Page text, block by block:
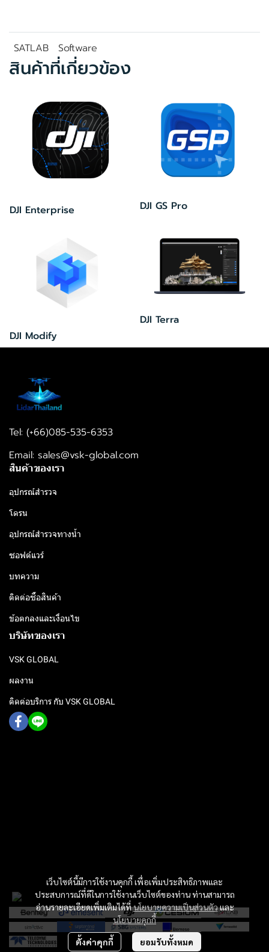
SATLAB Software
สินค้าที่เกี่ยวข้อง
DJI Enterprise DJI GS Pro
DJI Modify
DJI Terra
เว็บไซต์นี้มีการใช้งานคุกกี้ เพื่อเพิ่มประสิทธิภาพและ
ประสบการณ์ที่ดีในการใช้งานเว็บไซต์ของท่าน ท่านสามารถ
อ่านรายละเอียดเพิ่มเติมได้ที่นโยบายความเป็นส่วนตัวและ
นโยบายคุกกี้
ตั้งค่าคุกกี้ ยอมรับทั้งหมด
Tel: (+66)085-535-6353
Email: sales@vsk-global.com​​
สินค้าของเรา
อุปกรณ์สำรวจ
โดรน
อุปกรณ์สำรวจทางน้ำ
ซอฟต์แวร์
บทความ
ติดต่อซื้อสินค้า
ข้อตกลงและเงื่อนไข
บริษัทของเรา
VSK GLOBAL
ผลงาน
ติดต่อบริการ กับ VSK GLOBAL